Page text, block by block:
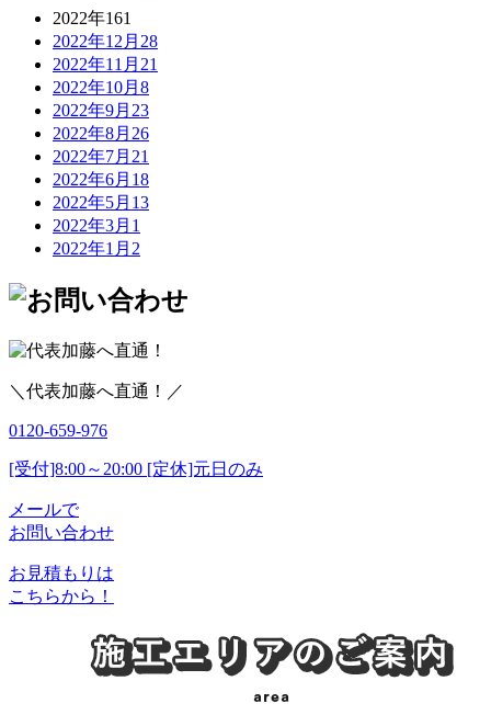
2022年161
2022年12月 28
2022年11月 21
2022年10月 8
2022年9月 23
2022年8月 26
2022年7月 21
2022年6月 18
2022年5月 13
2022年3月 1
2022年1月 2
＼代表加藤へ直通！／
0120-659-976
[受付]8:00～20:00 [定休]元日のみ
メールで
お問い合わせ
お見積もりは
こちらから！